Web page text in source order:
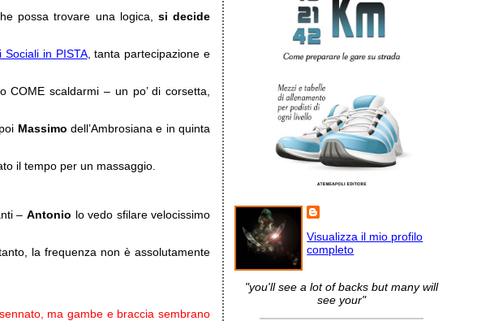
possa trovare una logica, si decide
Sociali in PISTA, tanta partecipazione e
scaldarmi – un po’ di corsetta,
Massimo dell’Ambrosiana e in quinta
il tempo per un massaggio.
– Antonio lo vedo sfilare velocissimo
la frequenza non è assolutamente
ma gambe e braccia sembrano
Visualizza il mio profilo
completo
"you'll see a lot of backs but many will
see your"